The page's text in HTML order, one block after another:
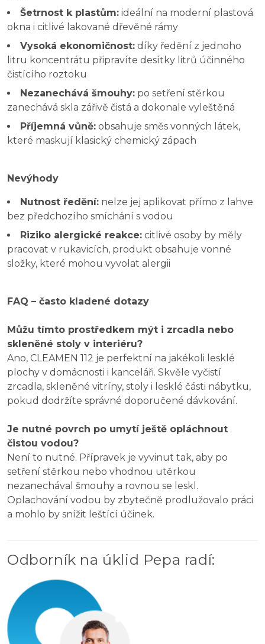
Šetrnost k plastům: ideální na moderní plastová
okna i citlivé lakované dřevěné rámy
Vysoká ekonomičnost: díky ředění z jednoho
litru koncentrátu připravíte desítky litrů účinného
čistícího roztoku
Nezanechává šmouhy: po setření stěrkou
zanechává skla zářivě čistá a dokonale vyleštěná
Příjemná vůně: obsahuje směs vonných látek,
které maskují klasický chemický zápach
Nevýhody
Nutnost ředění: nelze jej aplikovat přímo z lahve
bez předchozího smíchání s vodou
Riziko alergické reakce: citlivé osoby by měly
pracovat v rukavicích, produkt obsahuje vonné
složky, které mohou vyvolat alergii
FAQ – často kladené dotazy
Můžu tímto prostředkem mýt i zrcadla nebo
skleněné stoly v interiéru?
Ano, CLEAMEN 112 je perfektní na jakékoli lesklé
plochy v domácnosti i kanceláři. Skvěle vyčistí
zrcadla, skleněné vitríny, stoly i lesklé části nábytku,
pokud dodržíte správné doporučené dávkování.
Je nutné povrch po umytí ještě opláchnout
čistou vodou?
Není to nutné. Přípravek je vyvinut tak, aby po
setření stěrkou nebo vhodnou utěrkou
nezanechával šmouhy a rovnou se leskl.
Oplachování vodou by zbytečně prodlužovalo práci
a mohlo by snížit leštící účinek.
Odborník na úklid Pepa radí: